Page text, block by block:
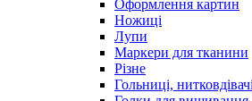
Оформлення картин
Ножиці
Лупи
Маркери для тканини
Різне
Гольниці, нитковдівачі